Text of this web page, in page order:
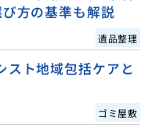
方の基準も解説
遺品整理
スト地域包括ケアと
ゴミ屋敷